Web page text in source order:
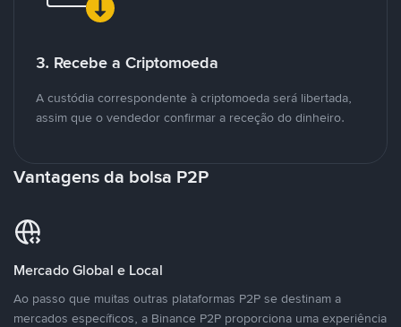
3. Recebe a Criptomoeda
A custódia correspondente à criptomoeda será libertada,
assim que o vendedor confirmar a receção do dinheiro.
Vantagens da bolsa P2P
Mercado Global e Local
Ao passo que muitas outras plataformas P2P se destinam a
mercados específicos, a Binance P2P proporciona uma experiência